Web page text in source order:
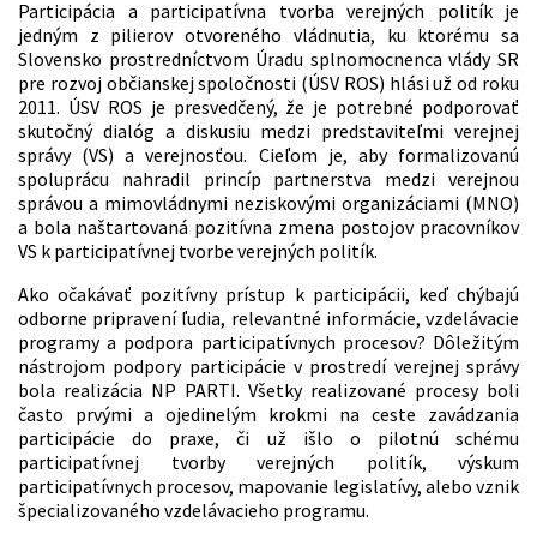
Participácia a participatívna tvorba verejných politík je
jedným z pilierov otvoreného vládnutia, ku ktorému sa
Slovensko prostredníctvom Úradu splnomocnenca vlády SR
pre rozvoj občianskej spoločnosti (ÚSV ROS) hlási už od roku
2011. ÚSV ROS je presvedčený, že je potrebné podporovať
skutočný dialóg a diskusiu medzi predstaviteľmi verejnej
správy (VS) a verejnosťou. Cieľom je, aby formalizovanú
spoluprácu nahradil princíp partnerstva medzi verejnou
správou a mimovládnymi neziskovými organizáciami (MNO)
a bola naštartovaná pozitívna zmena postojov pracovníkov
VS k participatívnej tvorbe verejných politík.
Ako očakávať pozitívny prístup k participácii, keď chýbajú
odborne pripravení ľudia, relevantné informácie, vzdelávacie
programy a podpora participatívnych procesov? Dôležitým
nástrojom podpory participácie v prostredí verejnej správy
bola realizácia NP PARTI. Všetky realizované procesy boli
často prvými a ojedinelým krokmi na ceste zavádzania
participácie do praxe, či už išlo o pilotnú schému
participatívnej tvorby verejných politík, výskum
participatívnych procesov, mapovanie legislatívy, alebo vznik
špecializovaného vzdelávacieho programu.